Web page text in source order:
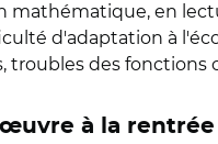
mathématique, en
d'adaptation à
troubles des fonctions
à la rentrée